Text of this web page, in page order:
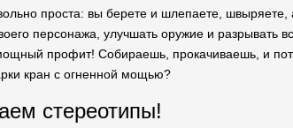
проста: вы берете и шлепаете,
персонажа, улучшать оружие и разрывать
профит! Собираешь, прокачиваешь, и
кран с огненной мощью?
стереотипы!